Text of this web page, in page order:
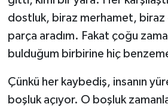
dostluk, biraz merhamet, biraz
parça aradım. Fakat çoğu
bulduğum birbirine hiç
Çünkü her kaybediş, insanın
boşluk açıyor. O boşluk